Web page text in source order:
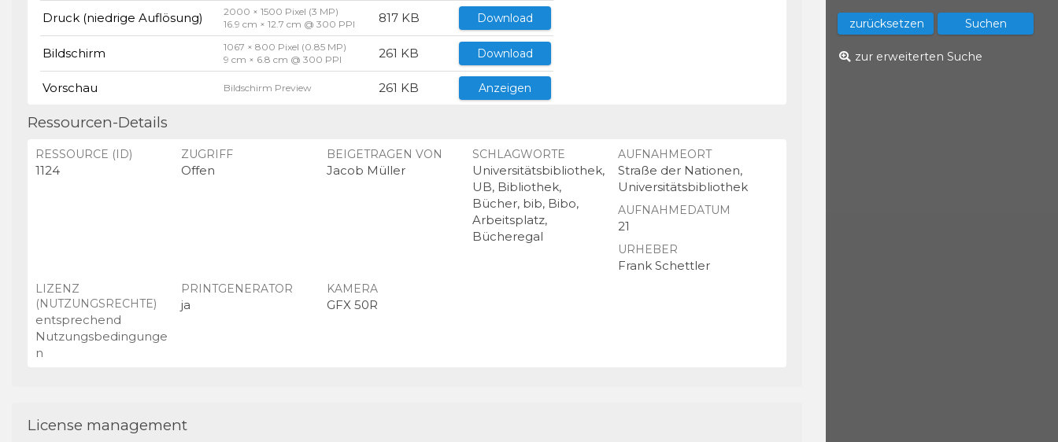
zur erweiterten Suche
Druck (niedrige Auflösung)
2000 × 1500 Pixel (3 MP)
16.9 cm × 12.7 cm @ 300 PPI
817 KB Download
Bildschirm
1067 × 800 Pixel (0.85 MP)
9 cm × 6.8 cm @ 300 PPI
261 KB Download
Vorschau Bildschirm Preview 261 KB Anzeigen
Ressourcen-Details
RESSOURCE (ID)
1124
ZUGRIFF
Offen
BEIGETRAGEN VON
Jacob Müller
SCHLAGWORTE
Universitätsbibliothek,
UB, Bibliothek,
Bücher, bib, Bibo,
Arbeitsplatz,
Bücheregal
AUFNAHMEORT
Straße der Nationen,
Universitätsbibliothek
AUFNAHMEDATUM
21
URHEBER
Frank Schettler
LIZENZ
(NUTZUNGSRECHTE)
entsprechend
Nutzungsbedingunge
n
PRINTGENERATOR
ja
KAMERA
GFX 50R
License management